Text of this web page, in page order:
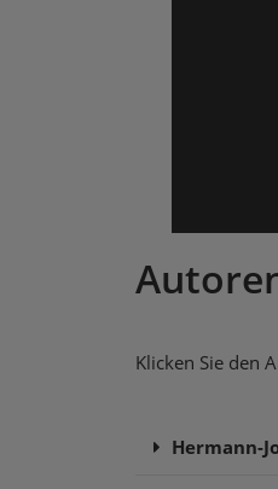
Klicken Sie den
Hermann-